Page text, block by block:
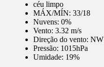
céu limpo
MÁX/MÍN: 33/18
Nuvens: 0%
Vento: 3.32 m/s
Direção do vento: NW
Pressão: 1015hPa
Umidade: 19%